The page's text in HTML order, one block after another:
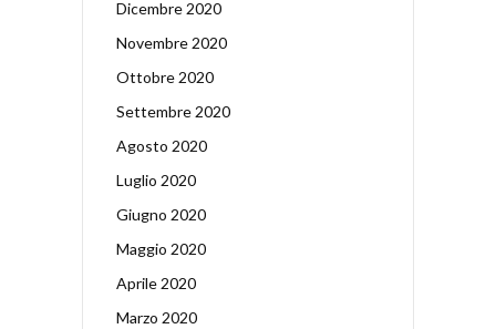
Dicembre 2020
Novembre 2020
Ottobre 2020
Settembre 2020
Agosto 2020
Luglio 2020
Giugno 2020
Maggio 2020
Aprile 2020
Marzo 2020